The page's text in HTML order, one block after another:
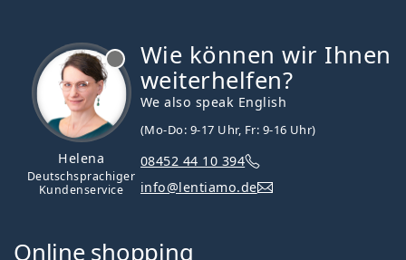
Helena
Deutschsprachiger
Kundenservice
Wie können wir Ihnen
weiterhelfen?
We also speak English
(Mo-Do: 9-17 Uhr, Fr: 9-16 Uhr)
08452 44 10 394
info@lentiamo.de
Online shopping